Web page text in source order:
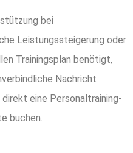
bei
Leistungssteigerung oder
Trainingsplan benötigt,
Nachricht
eine Personaltraining-
buchen.